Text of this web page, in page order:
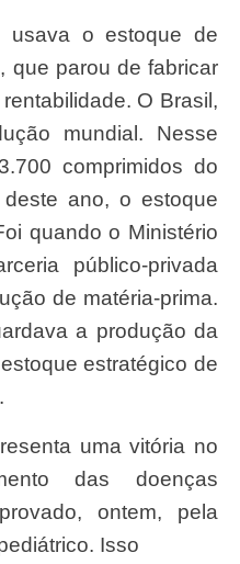
que parou de fabricar
O Brasil,
mundial. Nesse
comprimidos do
ano, o estoque
quando o Ministério
público-privada
de matéria-prima.
a produção da
estratégico de
das doenças
ontem, pela
Isso